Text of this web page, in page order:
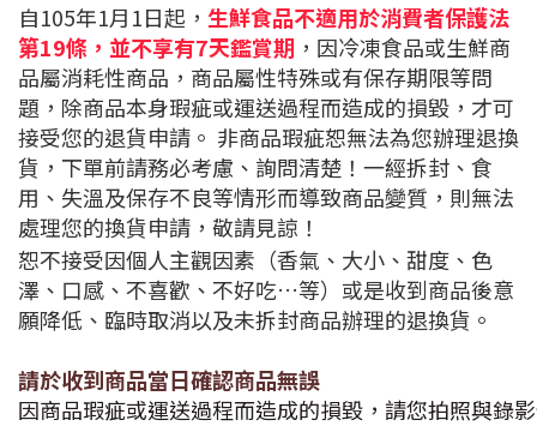
自105年1月1日起， 生鮮食品不適用於消費者保護法
第19條，並不享有7天鑑賞期 ，因冷凍食品或生鮮商
品屬消耗性商品，商品屬性特殊或有保存期限等問
題，除商品本身瑕疵或運送過程而造成的損毀，才可
接受您的退貨申請。 非商品瑕疵恕無法為您辦理退換
貨，下單前請務必考慮、詢問清楚！一經拆封、食
用、失溫及保存不良等情形而導致商品變質，則無法
處理您的換貨申請，敬請見諒！
恕不接受因個人主觀因素（香氣、大小、甜度、色
澤、口感、不喜歡、不好吃…等）或是收到商品後意
願降低、臨時取消以及未拆封商品辦理的退換貨。
請於收到商品當日確認商品無誤
因商品瑕疵或運送過程而造成的損毀，請您拍照與錄